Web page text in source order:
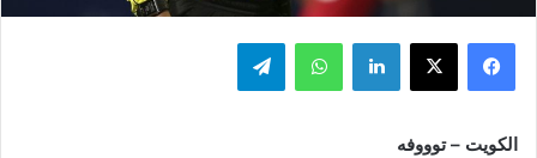
فيسبوك ‫X لينكدإن واتساب تيلقرام
الكويت – توووفه